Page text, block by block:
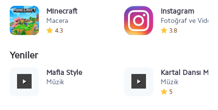
Minecraft
Macera
4.3
Instagram
Fotoğraf ve Video
3.8
Yeniler
Mafia Style
Müzik
Kartal Dansı
Müzik
5